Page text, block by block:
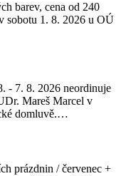
barev, cena od 240
sobotu 1. 8. 2026 u OÚ
- 7. 8. 2026 neordinuje
Mareš Marcel v
domluvě.…
prázdnin / červenec +